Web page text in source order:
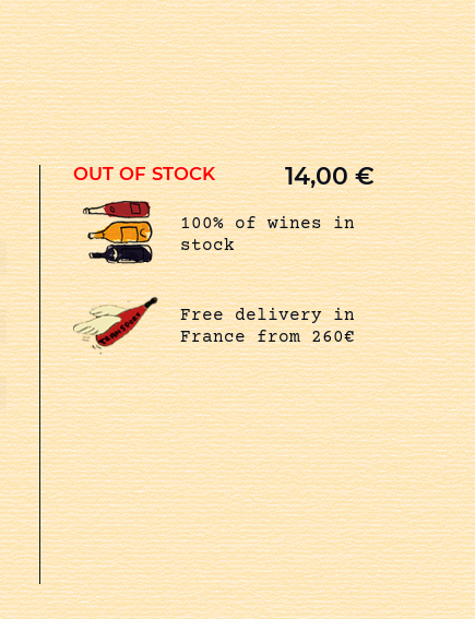
OUT OF STOCK 14,00€
100% of wines in
stock
Free delivery in
France from 260€